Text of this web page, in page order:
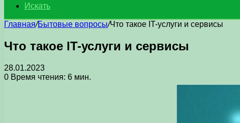
Искать
Главная/Бытовые вопросы/Что такое IT-услуги и сервисы
Что такое IT-услуги и сервисы
28.01.2023
0 Время чтения: 6 мин.